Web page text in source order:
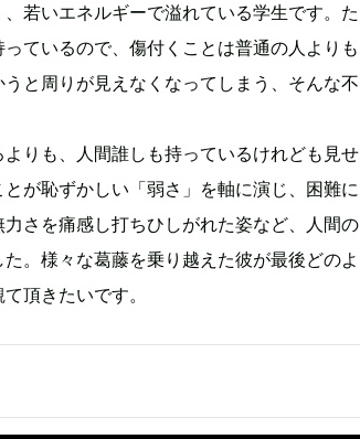
若いエネルギーで溢れている学生です。た
ているので、傷付くことは普通の人よりも
と周りが見えなくなってしまう、そんな不
りも、人間誰しも持っているけれども見せ
が恥ずかしい「弱さ」を軸に演じ、困難に
さを痛感し打ちひしがれた姿など、人間の
。様々な葛藤を乗り越えた彼が最後どのよ
頂きたいです。